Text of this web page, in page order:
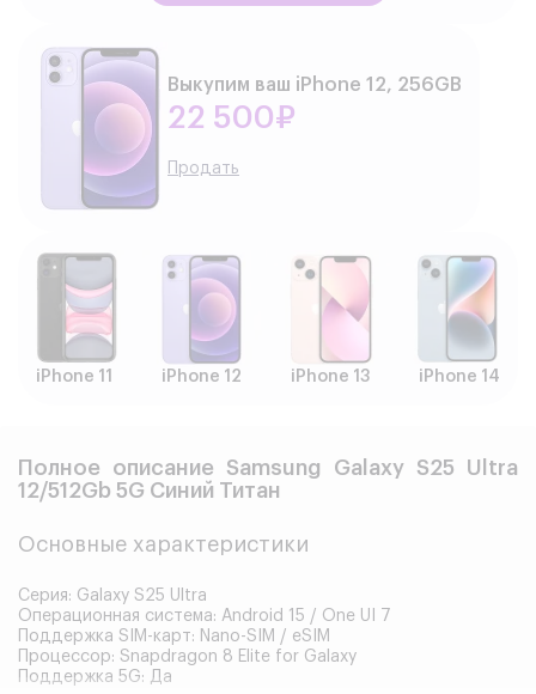
Выкупим ваш iPhone 12, 256GB
22 500₽
Продать
iPhone 11 iPhone 12 iPhone 13 iPhone 14
Полное описание Samsung Galaxy S25 Ultra
12/512Gb 5G Синий Титан
Основные характеристики
Серия: Galaxy S25 Ultra
Операционная система: Android 15 / One UI 7
Поддержка SIM-карт: Nano-SIM / eSIM
Процессор: Snapdragon 8 Elite for Galaxy
Поддержка 5G: Да